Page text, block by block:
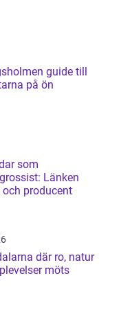
guide till
på ön
som
Länken
producent
ro, natur
möts